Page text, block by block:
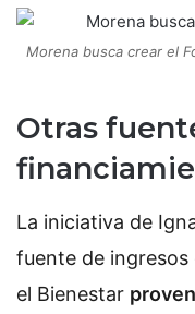
Morena busca crear el
Otras
La iniciativa de
fuente de ingresos
el Bienestar